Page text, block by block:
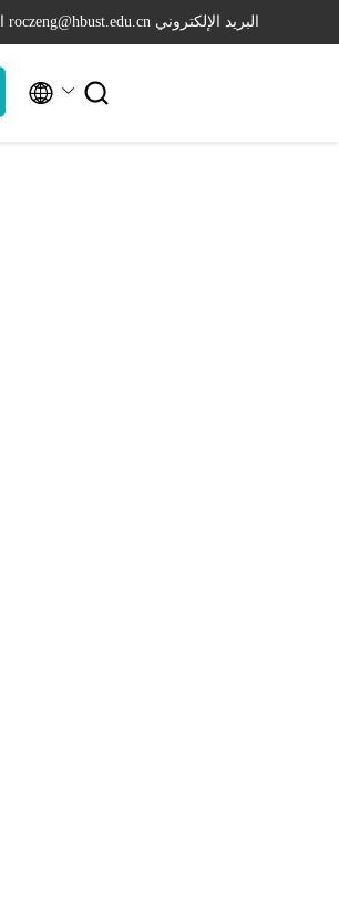
البريد الإلكتروني roczeng@hbust.edu.cn
 